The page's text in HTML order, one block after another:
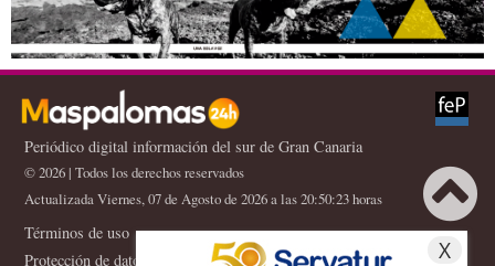
Periódico digital información del sur de Gran Canaria
© 2026 | Todos los derechos reservados
Actualizada Viernes, 07 de Agosto de 2026 a las 20:50:23 horas
Términos de uso
Protección de datos
X